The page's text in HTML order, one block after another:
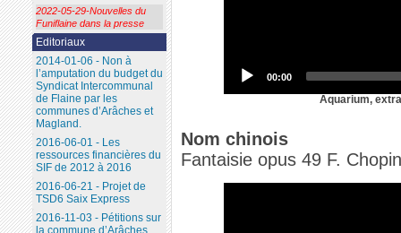
00:00
Aquarium,
Nom chinois
Fantaisie opus 49 F. Chopin
2022-05-29-Nouvelles du
Funiflaine dans la presse
Editoriaux
2014-01-06 - Non à
l’amputation du budget du
Syndicat Intercommunal
de Flaine par les
communes d’Arâches et
Magland.
2016-06-01 - Les
ressources financières du
SIF de 2012 à 2016
2016-06-21 - Projet de
TSD6 Saix Express
2016-11-03 - Pétitions sur